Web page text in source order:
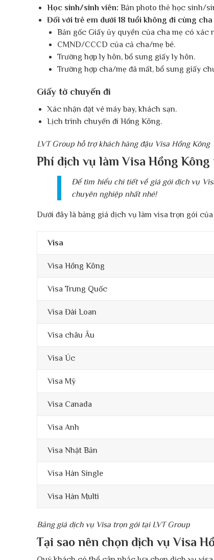
Học sinh/sinh viên: Bản photo thẻ học sinh/
Đối với trẻ em dưới 18 tuổi không đi cùng
Bản gốc Giấy ủy quyền của cha mẹ có xác
CMND/CCCD của cả cha/mẹ bé.
Trường hợp ly hôn, bổ sung giấy ly hôn.
Trường hợp cha/mẹ đã mất, bổ sung giấy
Giấy tờ chuyến đi
Xác nhận đặt vé máy bay, khách sạn.
Lịch trình chuyến đi Hồng Kông.
LVT Group hỗ trợ khách hàng đậu Visa Hồng Kông
Phí dịch vụ làm Visa Hồng
Để tìm hiểu chi tiết về giá gói dịch vụ
chuyên nghiệp nhất nhé!
Dưới đây là bảng giá dịch vụ làm visa trọn gói
Visa
Visa Hồng Kông
Visa Trung Quốc
Visa Đài Loan
Visa châu Âu
Visa Úc
Visa Mỹ
Visa Canada
Visa Anh
Visa Nhật Bản
Visa Hàn Single
Visa Hàn Multi
Bảng giá dịch vụ Visa trọn gói tại LVT Group
Tại sao nên chọn dịch vụ Visa